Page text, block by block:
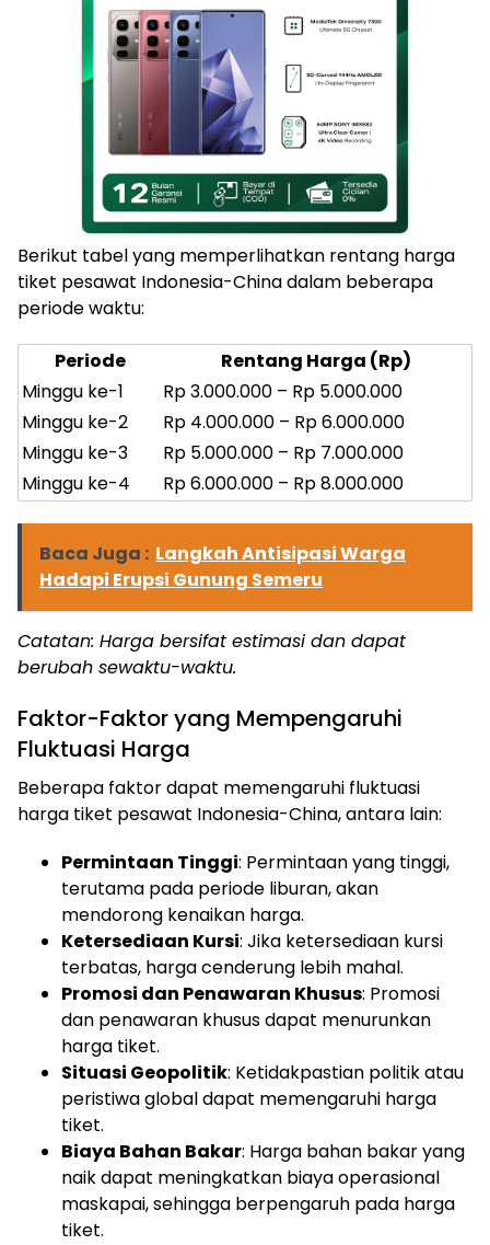
Berikut tabel yang memperlihatkan rentang harga
tiket pesawat Indonesia-China dalam beberapa
periode waktu:
Periode
Rentang Harga (Rp)
Minggu ke-1
Rp 3.000.000 – Rp 5.000.000
Minggu ke-2
Rp 4.000.000 – Rp 6.000.000
Minggu ke-3
Rp 5.000.000 – Rp 7.000.000
Minggu ke-4
Rp 6.000.000 – Rp 8.000.000
Baca Juga : Langkah Antisipasi Warga
Hadapi Erupsi Gunung Semeru
Catatan: Harga bersifat estimasi dan dapat
berubah sewaktu-waktu.
Faktor-Faktor yang Mempengaruhi
Fluktuasi Harga
Beberapa faktor dapat memengaruhi fluktuasi
harga tiket pesawat Indonesia-China, antara lain:
Permintaan Tinggi: Permintaan yang tinggi,
terutama pada periode liburan, akan
mendorong kenaikan harga.
Ketersediaan Kursi: Jika ketersediaan kursi
terbatas, harga cenderung lebih mahal.
Promosi dan Penawaran Khusus: Promosi
dan penawaran khusus dapat menurunkan
harga tiket.
Situasi Geopolitik: Ketidakpastian politik atau
peristiwa global dapat memengaruhi harga
tiket.
Biaya Bahan Bakar: Harga bahan bakar yang
naik dapat meningkatkan biaya operasional
maskapai, sehingga berpengaruh pada harga
tiket.